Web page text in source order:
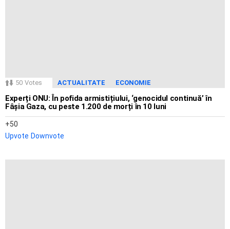
50 Votes ACTUALITATE ECONOMIE
Experți ONU: În pofida armistițiului, ‘genocidul continuă’ în
Fâșia Gaza, cu peste 1.200 de morți în 10 luni
50
Upvote Downvote